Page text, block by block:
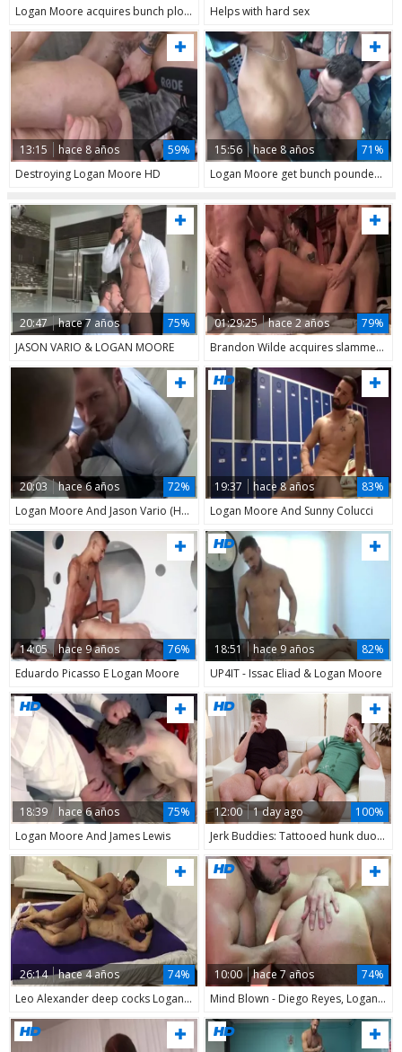
Logan Moore acquires bunch plowed bareback Helps with hard sex
13:15 hace 8 años
59%
Destroying Logan Moore HD
15:56 hace 8 años
71%
Logan Moore get bunch pounded P.1
20:47 hace 7 años
75%
JASON VARIO & LOGAN MOORE
01:29:25 hace 2 años
79%
Brandon Wilde acquires slammed By Billy Santoro, Jack Hunter, Jaxton Wheeler, Logan Moore And Vadim black
20:03 hace 6 años
72%
Logan Moore And Jason Vario (HFM P6)
19:37 hace 8 años
83%
Logan Moore And Sunny Colucci
14:05 hace 9 años
76%
Eduardo Picasso E Logan Moore
18:51 hace 9 años
82%
UP4IT - Issac Eliad & Logan Moore
18:39 hace 6 años
75%
Logan Moore And James Lewis
12:00 1 day ago
100%
Jerk Buddies: Tattooed hunk duo in a wild doggy style ride
26:14 hace 4 años
74%
Leo Alexander deep cocks Logan Moore unprotected
10:00 hace 7 años
74%
Mind Blown - Diego Reyes, Logan Moore anal fuck